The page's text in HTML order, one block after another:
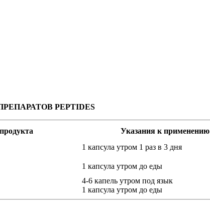
PEPTIDES
Указания к применению
1 капсула утром 1 раз в 3 дня
1 капсула утром до еды
4-6 капель утром под язык
1 капсула утром до еды